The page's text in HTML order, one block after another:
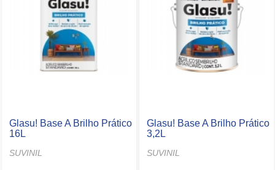
Glasu! Base A Brilho Prático
16L
SUVINIL
Glasu! Base A Brilho Prático
3,2L
SUVINIL